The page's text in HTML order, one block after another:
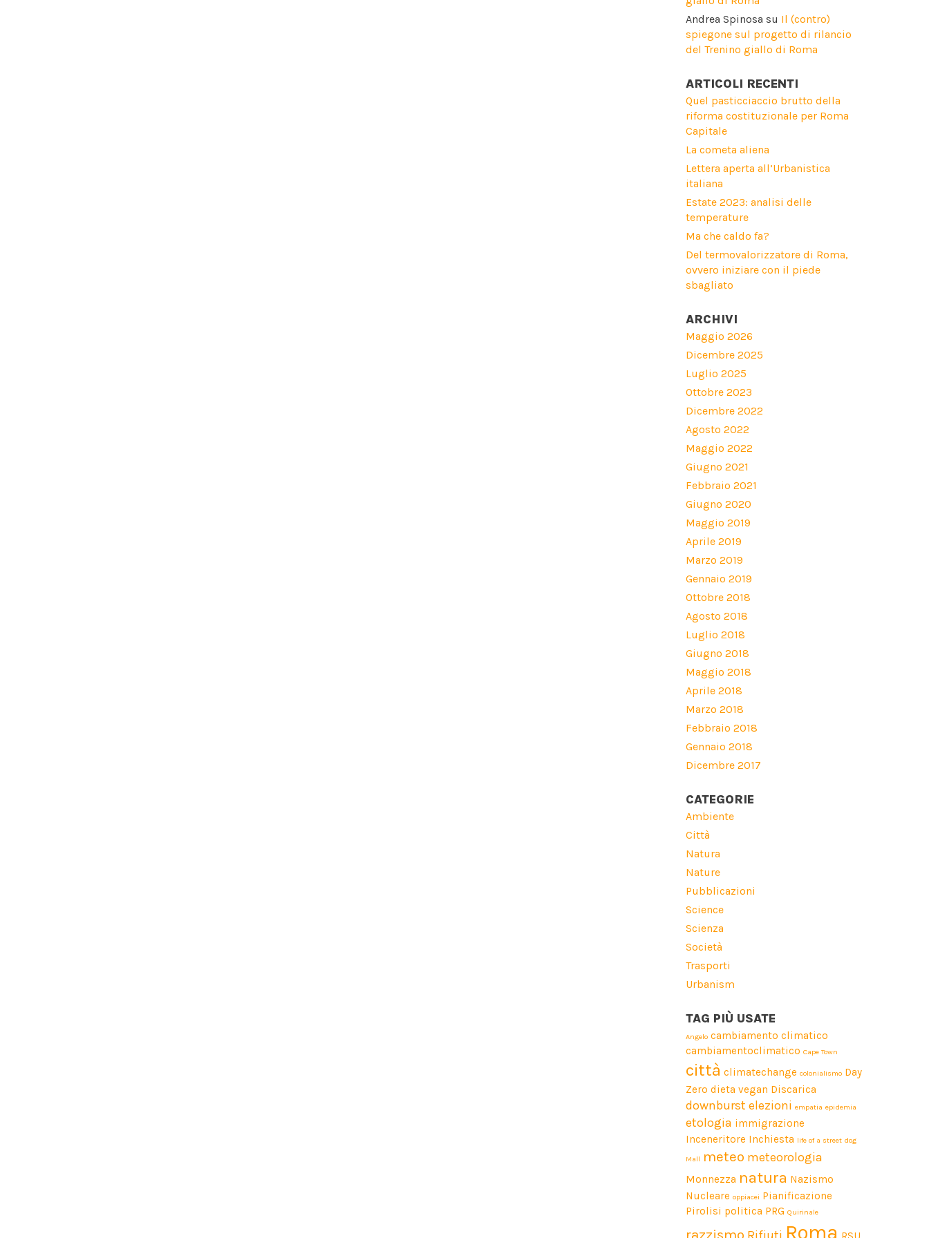
Andrea Spinosa su Il (contro)
spiegone sul progetto di rilancio
del Trenino giallo di Roma
ARTICOLI RECENTI
Quel pasticciaccio brutto della
riforma costituzionale per Roma
Capitale
La cometa aliena
Lettera aperta all’Urbanistica
italiana
Estate 2023: analisi delle
temperature
Ma che caldo fa?
Del termovalorizzatore di Roma,
ovvero iniziare con il piede
sbagliato
ARCHIVI
Maggio 2026
Dicembre 2025
Luglio 2025
Ottobre 2023
Dicembre 2022
Agosto 2022
Maggio 2022
Giugno 2021
Febbraio 2021
Giugno 2020
Maggio 2019
Aprile 2019
Marzo 2019
Gennaio 2019
Ottobre 2018
Agosto 2018
Luglio 2018
Giugno 2018
Maggio 2018
Aprile 2018
Marzo 2018
Febbraio 2018
Gennaio 2018
Dicembre 2017
CATEGORIE
Ambiente
Città
Natura
Nature
Pubblicazioni
Science
Scienza
Società
Trasporti
Urbanism
TAG PIÙ USATE
Angelo cambiamento climatico
cambiamentoclimatico Cape Town
città climatechange colonialismo Day
Zero dieta vegan Discarica
downburst elezioni empatia epidemia
etologia immigrazione
Inceneritore Inchiesta life of a street dog
Mall meteo meteorologia
Monnezza natura Nazismo
Nucleare oppiacei Pianificazione
Pirolisi politica PRG Quirinale
razzismo Roma